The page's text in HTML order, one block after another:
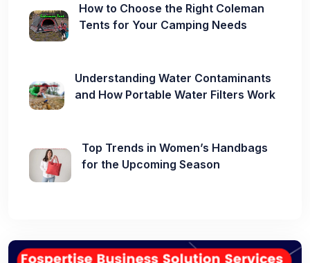
How to Choose the Right Coleman
Tents for Your Camping Needs
Understanding Water Contaminants
and How Portable Water Filters Work
Top Trends in Women’s Handbags
for the Upcoming Season